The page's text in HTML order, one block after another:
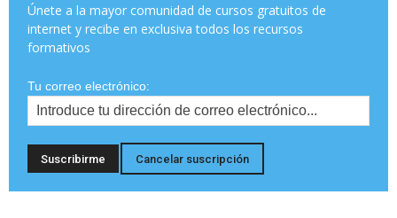
Únete a la mayor comunidad de cursos gratuitos de
internet y recibe en exclusiva todos los recursos
formativos
Tu correo electrónico: